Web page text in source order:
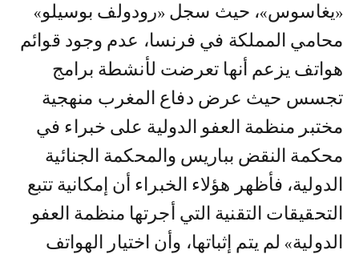
«يغاسوس»، حيث سجل «رودولف بوسيلو»
محامي المملكة في فرنسا، عدم وجود قوائم
هواتف يزعم أنها تعرضت لأنشطة برامج
تجسس حيث عرض دفاع المغرب منهجية
مختبر منظمة العفو الدولية على خبراء في
محكمة النقض بباريس والمحكمة الجنائية
الدولية، فأظهر هؤلاء الخبراء أن إمكانية تتبع
التحقيقات التقنية التي أجرتها منظمة العفو
الدولية» لم يتم إثباتها، وأن اختيار الهواتف